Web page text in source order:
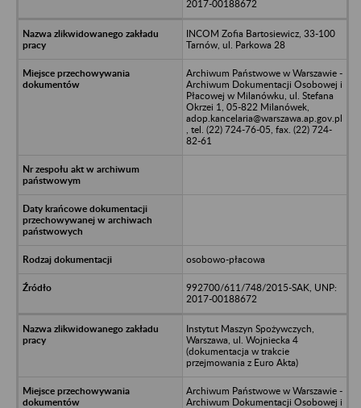
2017-00188672
INCOM Zofia Bartosiewicz, 33-100
Tarnów, ul. Parkowa 28
Archiwum Państwowe w Warszawie -
Archiwum Dokumentacji Osobowej i
Płacowej w Milanówku, ul. Stefana
Okrzei 1, 05-822 Milanówek,
adop.kancelaria@warszawa.ap.gov.pl
, tel. (22) 724-76-05, fax. (22) 724-
82-61
osobowo-płacowa
992700/611/748/2015-SAK, UNP:
2017-00188672
Instytut Maszyn Spożywczych,
Warszawa, ul. Wojniecka 4
(dokumentacja w trakcie
przejmowania z Euro Akta)
Archiwum Państwowe w Warszawie -
Archiwum Dokumentacji Osobowej i